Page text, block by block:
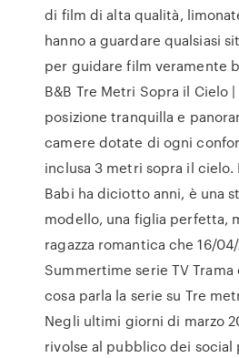
di film di alta qualità,
hanno a guardare qualsiasi
per guidare film veramente
B&B Tre Metri Sopra il Cielo
posizione tranquilla e
camere dotate di ogni
inclusa 3 metri sopra il cielo.
Babi ha diciotto anni, è una
modello, una figlia perfetta,
ragazza romantica che 16/04/
Summertime serie TV
cosa parla la serie su Tre
Negli ultimi giorni di marzo
rivolse al pubblico dei social